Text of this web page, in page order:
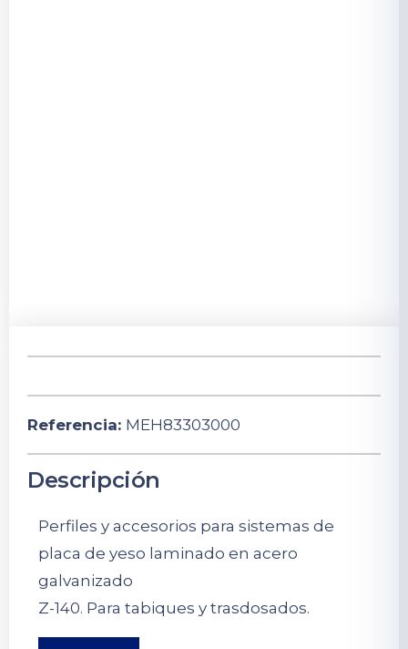
Referencia: MEH83303000
Descripción
Perfiles y accesorios para sistemas de
placa de yeso laminado en acero
galvanizado
Z-140. Para tabiques y trasdosados.